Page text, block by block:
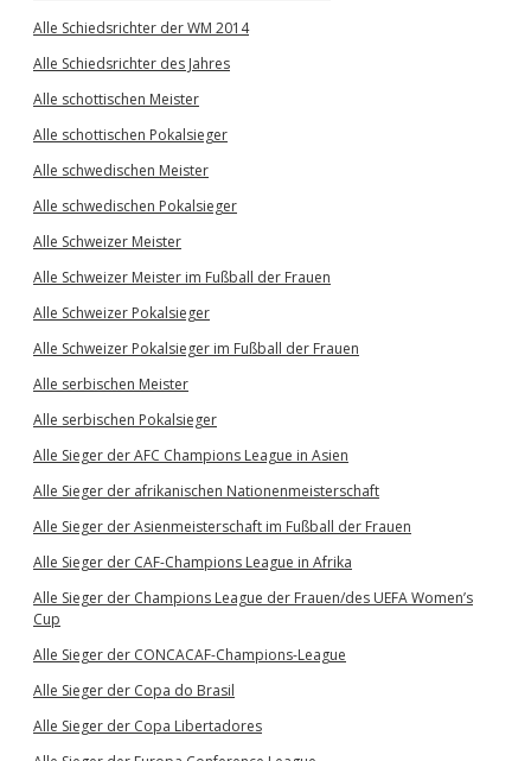
Alle Schiedsrichter der WM 2014
Alle Schiedsrichter des Jahres
Alle schottischen Meister
Alle schottischen Pokalsieger
Alle schwedischen Meister
Alle schwedischen Pokalsieger
Alle Schweizer Meister
Alle Schweizer Meister im Fußball der Frauen
Alle Schweizer Pokalsieger
Alle Schweizer Pokalsieger im Fußball der Frauen
Alle serbischen Meister
Alle serbischen Pokalsieger
Alle Sieger der AFC Champions League in Asien
Alle Sieger der afrikanischen Nationenmeisterschaft
Alle Sieger der Asienmeisterschaft im Fußball der Frauen
Alle Sieger der CAF-Champions League in Afrika
Alle Sieger der Champions League der Frauen/des UEFA Women’s
Cup
Alle Sieger der CONCACAF-Champions-League
Alle Sieger der Copa do Brasil
Alle Sieger der Copa Libertadores